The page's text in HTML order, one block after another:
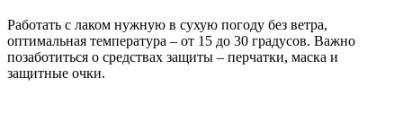
Работать с лаком нужную в сухую погоду без ветра,
оптимальная температура – от 15 до 30 градусов. Важно
позаботиться о средствах защиты – перчатки, маска и
защитные очки.